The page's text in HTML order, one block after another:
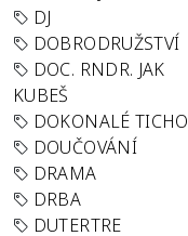
DJ
DOBRODRUŽSTVÍ
DOC. RNDR. JAK
KUBEŠ
DOKONALÉ TICHO
DOUČOVÁNÍ
DRAMA
DRBA
DUTERTRE